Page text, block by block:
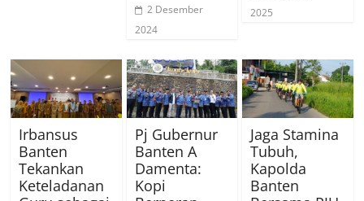
2 Desember
2024
2025
Irbansus
Banten
Tekankan
Keteladanan
Pj Gubernur
Banten A
Damenta:
Kopi
Jaga Stamina
Tubuh,
Kapolda
Banten